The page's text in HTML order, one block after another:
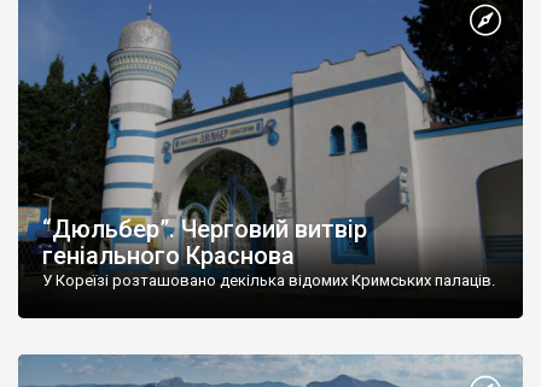
“Дюльбер”. Черговий витвір
геніального Краснова
У Кореїзі розташовано декілька відомих Кримських палаців.